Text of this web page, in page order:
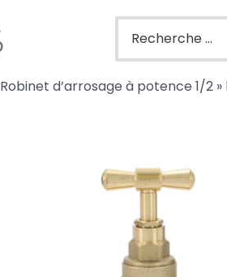
Robinet d’arrosage à potence 1/2 »